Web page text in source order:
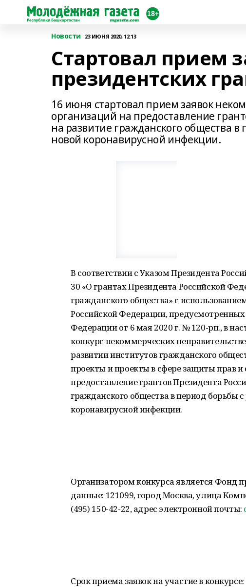
Новости 23 ИЮНЯ 2020, 12:13
Стартовал прием
президентских
16 июня стартовал прием заявок
организаций на предоставление
на развитие гражданского общества
новой коронавирусной инфекции.
В соответствии с Указом Президента
30 «О грантах Президента Российской
гражданского общества» с
Российской Федерации,
Федерации от 6 мая 2020 г. № 120-рп., в
конкурс некоммерческих
развитии институтов гражданского
проекты и проекты в сфере защиты прав и
предоставление грантов Президента
гражданского общества в период борьбы
коронавирусной инфекции.
Организатором конкурса является Фонд
данные: 121099, город Москва, улица
(495) 150-42-22, адрес электронной почты:
Срок приема заявок на участие в конкурсе: